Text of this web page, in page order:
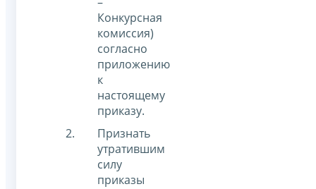
Конкурсная
комиссия)
согласно
приложению
к
настоящему
приказу.
Признать
утратившим
силу
приказы